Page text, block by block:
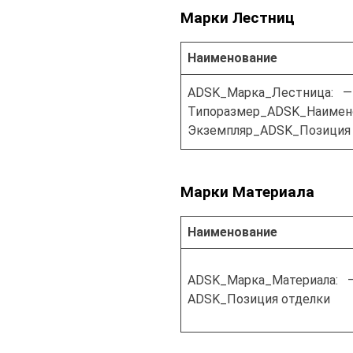
Марки Лестниц
Наименование
ADSK_Марка_Лестница:
Экземпляр_ADSK_Позиция
Марки Материала
Наименование
ADSK_Марка_Материала:
ADSK_Позиция отделки